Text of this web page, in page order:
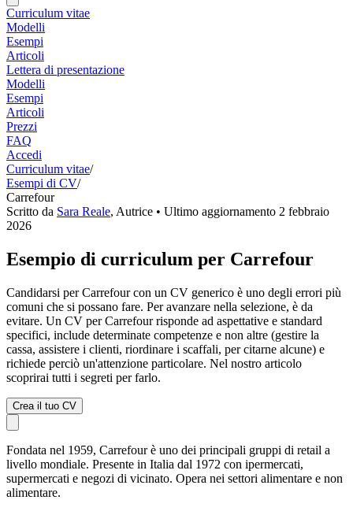
Curriculum vitae
Modelli
Esempi
Articoli
Lettera di presentazione
Modelli
Esempi
Articoli
Prezzi
FAQ
Accedi
Curriculum vitae/
Esempi di CV/
Carrefour
Scritto da Sara Reale, Autrice • Ultimo aggiornamento 2 febbraio
2026
Esempio di curriculum per Carrefour
Candidarsi per Carrefour con un CV generico è uno degli errori più
comuni che si possano fare. Per avanzare nella selezione, è da
evitare. Un CV per Carrefour risponde ad aspettative e standard
specifici, include determinate competenze e non altre (gestire la
cassa, assistere i clienti, riordinare i scaffali, per citarne alcune) e
richiede perciò un'attenzione particolare. Nel nostro articolo
scoprirai tutti i segreti per farlo.
Crea il tuo CV
Fondata nel 1959, Carrefour è uno dei principali gruppi di retail a
livello mondiale. Presente in Italia dal 1972 con ipermercati,
supermercati e negozi di vicinato. Opera nei settori alimentare e non
alimentare.